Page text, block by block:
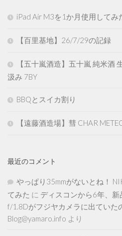
iPad Air M3を1か月使用してみ
【百里基地】26/7/29の記録
【五十嵐酒造】五十嵐 純米酒
汲み 7BY
BBQとスイカ割り
【遠藤酒造場】彗 CHAR
最近のコメント
やっぱり35mmがないとね！
てみた に ディスコンから6年、新
f/1.8Dがフジヤカメラに出ていた
Blog@yamaro.info より